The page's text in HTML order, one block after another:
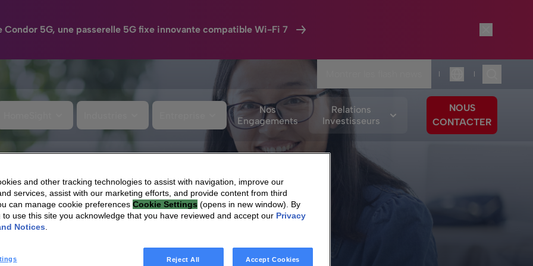
Condor 5G, une passerelle 5G fixe innovante compatible Wi-Fi 7
|
Langue
|
Nos
Engagements
Relations
Investisseurs
NOUS
CONTACTER
and other tracking technologies to assist with navigation, improve our
services, assist with our marketing efforts, and provide content from third
can manage cookie preferences Cookie Settings (opens in new window). By
to use this site you acknowledge that you have reviewed and accept our Privacy
Notices
Reject All Accept Cookies